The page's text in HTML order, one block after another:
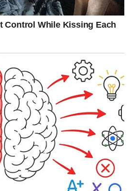
snage nego ikad prije.Starenje sa
kontrolu nad svojim
i mentalnu bistrinu i da se
danu. Počnite danas, malim
svoje zdravlje i uživate u svakom
Oglasi